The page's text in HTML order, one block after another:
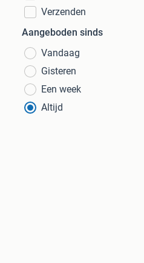
Verzenden
Aangeboden sinds
Vandaag
Gisteren
Een week
Altijd